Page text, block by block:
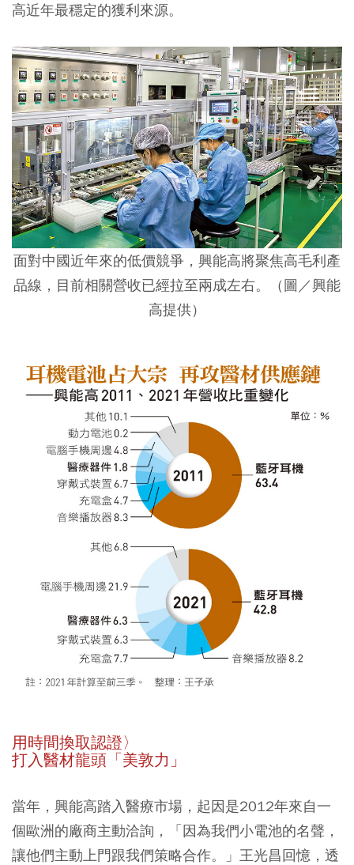
高近年最穩定的獲利來源。
面對中國近年來的低價競爭，興能高將聚焦高毛利產
品線，目前相關營收已經拉至兩成左右。（圖／興能
高提供）
用時間換取認證〉
打入醫材龍頭「美敦力」
當年，興能高踏入醫療市場，起因是2012年來自一
個歐洲的廠商主動洽詢，「因為我們小電池的名聲，
讓他們主動上門跟我們策略合作。」王光昌回憶，透